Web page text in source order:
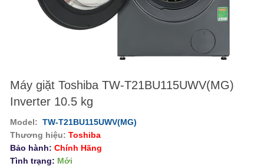
Máy giặt Toshiba TW-T21BU115UWV(MG)
Inverter 10.5 kg
Model: TW-T21BU115UWV(MG)
Thương hiệu: Toshiba
Bảo hành: Chính Hãng
Tình trạng: Mới